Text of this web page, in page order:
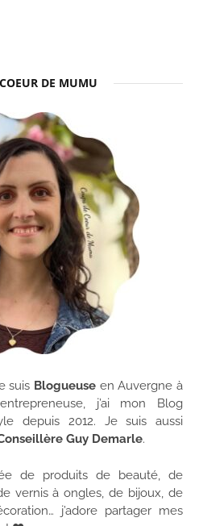
DE MUMU
suis Blogueuse en Auvergne à
j’ai mon Blog
depuis 2012. Je suis aussi
Guy Demarle.
de produits de beauté, de
vernis à ongles, de bijoux, de
j’adore partager mes